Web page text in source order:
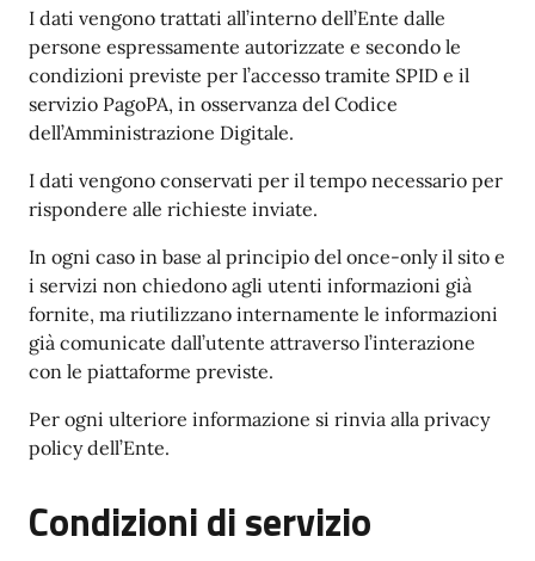
I dati vengono trattati all’interno dell’Ente dalle
persone espressamente autorizzate e secondo le
condizioni previste per l’accesso tramite SPID e il
servizio PagoPA, in osservanza del Codice
dell’Amministrazione Digitale.
I dati vengono conservati per il tempo necessario per
rispondere alle richieste inviate.
In ogni caso in base al principio del once-only il sito e
i servizi non chiedono agli utenti informazioni già
fornite, ma riutilizzano internamente le informazioni
già comunicate dall’utente attraverso l’interazione
con le piattaforme previste.
Per ogni ulteriore informazione si rinvia alla privacy
policy dell’Ente.
Condizioni di servizio